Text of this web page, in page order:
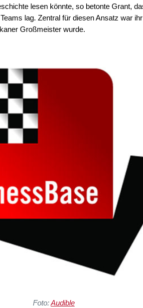
lesen könnte, so betonte Grant,
lag. Zentral für diesen Ansatz war
Großmeister wurde.
Foto:Audible